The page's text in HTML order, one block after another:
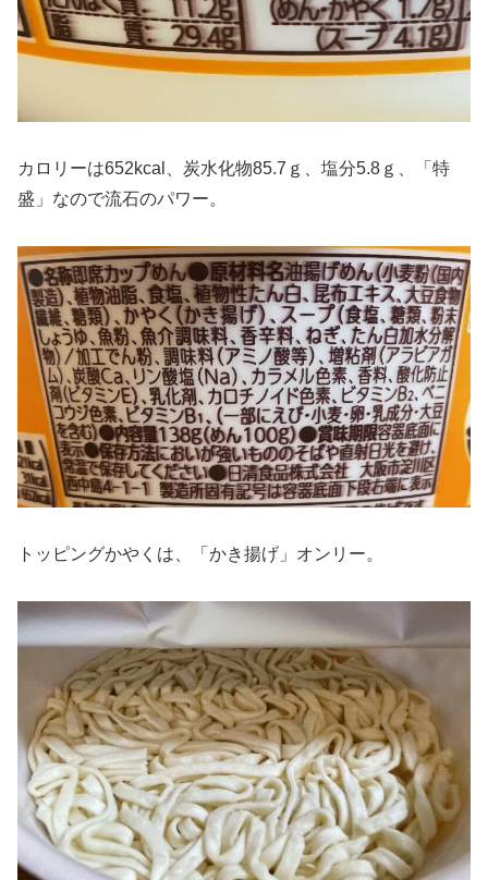
カロリーは652kcal、炭水化物85.7ｇ、塩分5.8ｇ、「特
盛」なので流石のパワー。
トッピングかやくは、「かき揚げ」オンリー。